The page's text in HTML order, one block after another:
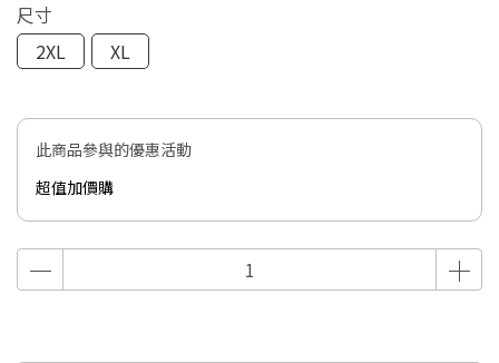
尺寸
2XL
XL
此商品參與的優惠活動
超值加價購